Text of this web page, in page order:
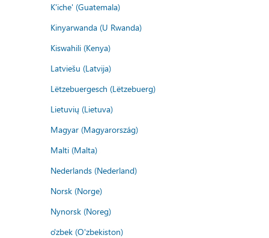
K'iche' (Guatemala)
Kinyarwanda (U Rwanda)
Kiswahili (Kenya)
Latviešu (Latvija)
Lëtzebuergesch (Lëtzebuerg)
Lietuvių (Lietuva)
Magyar (Magyarország)
Malti (Malta)
Nederlands (Nederland)
Norsk (Norge)
Nynorsk (Noreg)
o'zbek (O'zbekiston)